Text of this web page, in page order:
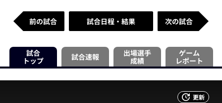
前の試合 試合日程・結果 次の試合
試合
トップ
試合速報
出場選手
成績
ゲーム
レポート
更新